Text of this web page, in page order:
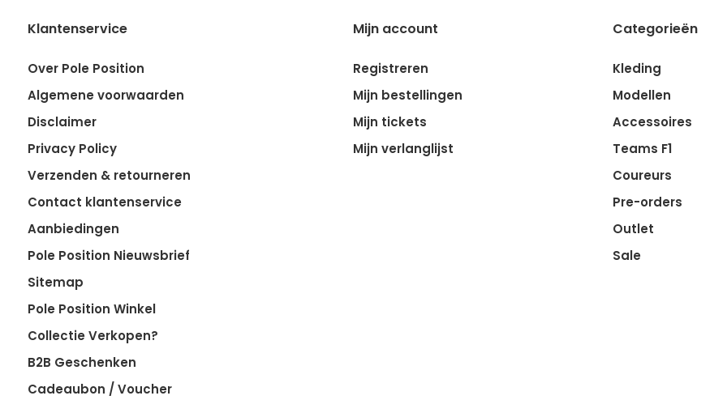
Klantenservice
Over Pole Position
Algemene voorwaarden
Disclaimer
Privacy Policy
Verzenden & retourneren
Contact klantenservice
Aanbiedingen
Pole Position Nieuwsbrief
Sitemap
Pole Position Winkel
Collectie Verkopen?
B2B Geschenken
Cadeaubon / Voucher
Mijn account
Registreren
Mijn bestellingen
Mijn tickets
Mijn verlanglijst
Categorieën
Kleding
Modellen
Accessoires
Teams F1
Coureurs
Pre-orders
Outlet
Sale